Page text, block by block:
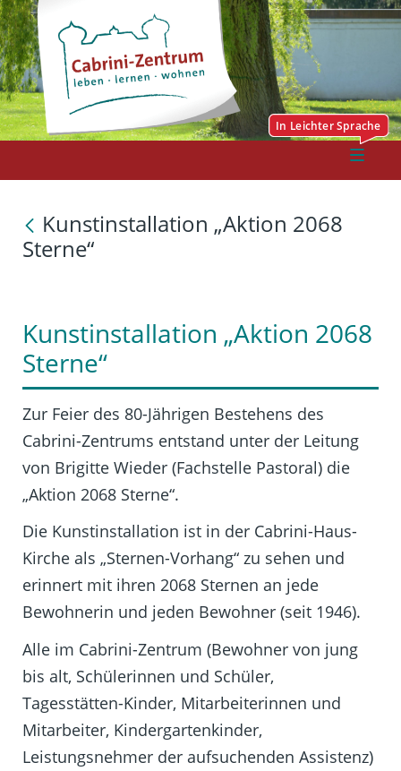
Kunstinstallation „Aktion 2068
Sterne“
Kunstinstallation „Aktion 2068
Sterne“
Zur Feier des 80-Jährigen Bestehens des
Cabrini-Zentrums entstand unter der Leitung
von Brigitte Wieder (Fachstelle Pastoral) die
„Aktion 2068 Sterne“.
Die Kunstinstallation ist in der Cabrini-Haus-
Kirche als „Sternen-Vorhang“ zu sehen und
erinnert mit ihren 2068 Sternen an jede
Bewohnerin und jeden Bewohner (seit 1946).
Alle im Cabrini-Zentrum (Bewohner von jung
bis alt, Schülerinnen und Schüler,
Tagesstätten-Kinder, Mitarbeiterinnen und
Mitarbeiter, Kindergartenkinder,
Leistungsnehmer der aufsuchenden Assistenz)